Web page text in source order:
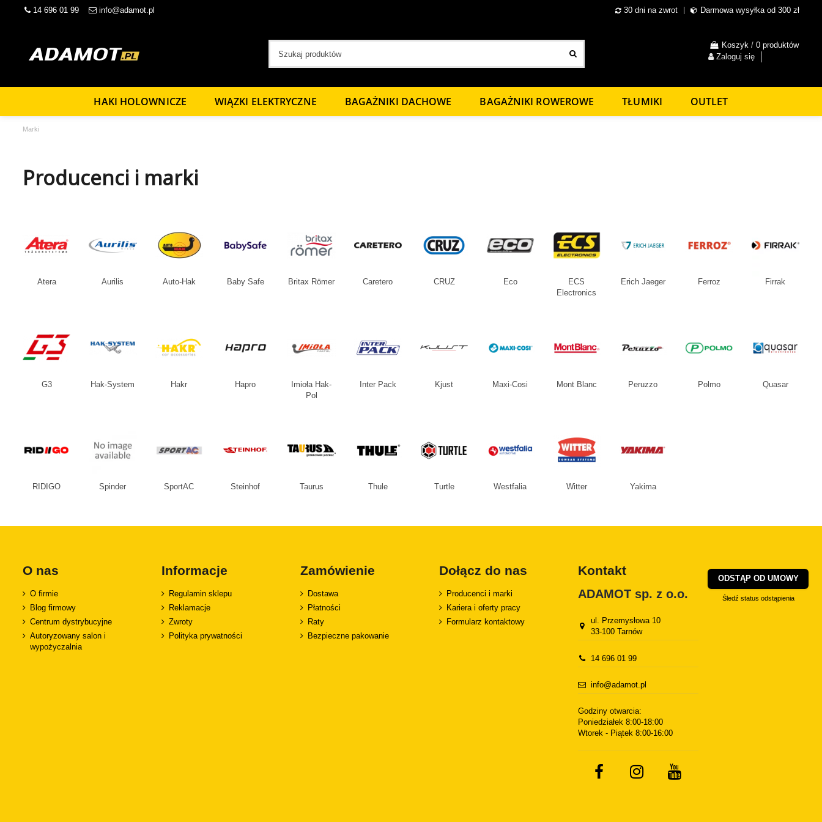
14 696 01 99 info@adamot.pl 30 dni na zwrot Darmowa wysyłka od 300 zł
Koszyk / 0 produktów
Zaloguj się
HAKI HOLOWNICZE WIĄZKI ELEKTRYCZNE BAGAŻNIKI DACHOWE BAGAŻNIKI ROWEROWE TŁUMIKI OUTLET
Marki
Producenci i marki
Atera Aurilis Auto-Hak Baby Safe Britax Römer Caretero CRUZ Eco
ECS
Electronics
Erich Jaeger Ferroz Firrak
G3 Hak-System Hakr Hapro
Imioła Hak-
Pol
Inter Pack Kjust Maxi-Cosi Mont Blanc Peruzzo Polmo Quasar
RIDIGO Spinder SportAC Steinhof Taurus Thule Turtle Westfalia Witter Yakima
O nas
O firmie
Blog firmowy
Centrum dystrybucyjne
Autoryzowany salon i
wypożyczalnia
Informacje
Regulamin sklepu
Reklamacje
Zwroty
Polityka prywatności
Zamówienie
Dostawa
Płatności
Raty
Bezpieczne pakowanie
Dołącz do nas
Producenci i marki
Kariera i oferty pracy
Formularz kontaktowy
Kontakt
ADAMOT sp. z o.o.
ul. Przemysłowa 10
33-100 Tarnów
14 696 01 99
info@adamot.pl
Godziny otwarcia:
Poniedziałek 8:00-18:00
Wtorek - Piątek 8:00-16:00
ODSTĄP OD UMOWY
Śledź status odstąpienia